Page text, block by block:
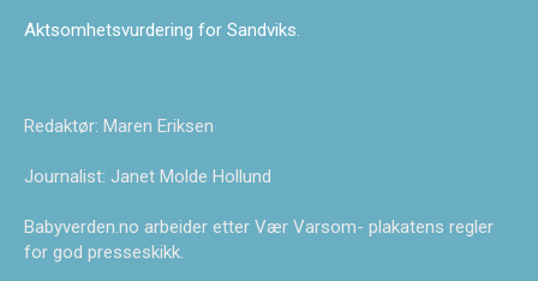
Aktsomhetsvurdering for Sandviks.
Redaktør: Maren Eriksen
Journalist: Janet Molde Hollund
Babyverden.no arbeider etter Vær Varsom- plakatens regler
for god presseskikk.